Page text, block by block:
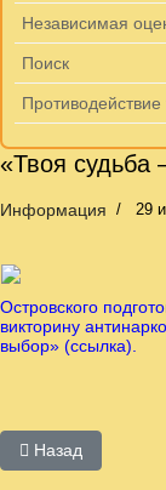
Независимая
Поиск
«Твоя судьба
Информация 29
Островского
викторину
выбор» (ссылка).
Предыдущий:
Назад